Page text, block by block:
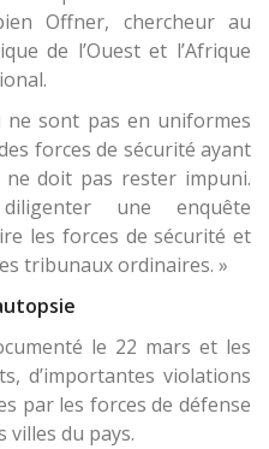
Offner, chercheur au
de l’Ouest et l’Afrique
ne sont pas en uniformes
forces de sécurité ayant
ne doit pas rester impuni.
une enquête
les forces de sécurité et
tribunaux ordinaires. »
le 22 mars et les
d’importantes violations
par les forces de défense
villes du pays.